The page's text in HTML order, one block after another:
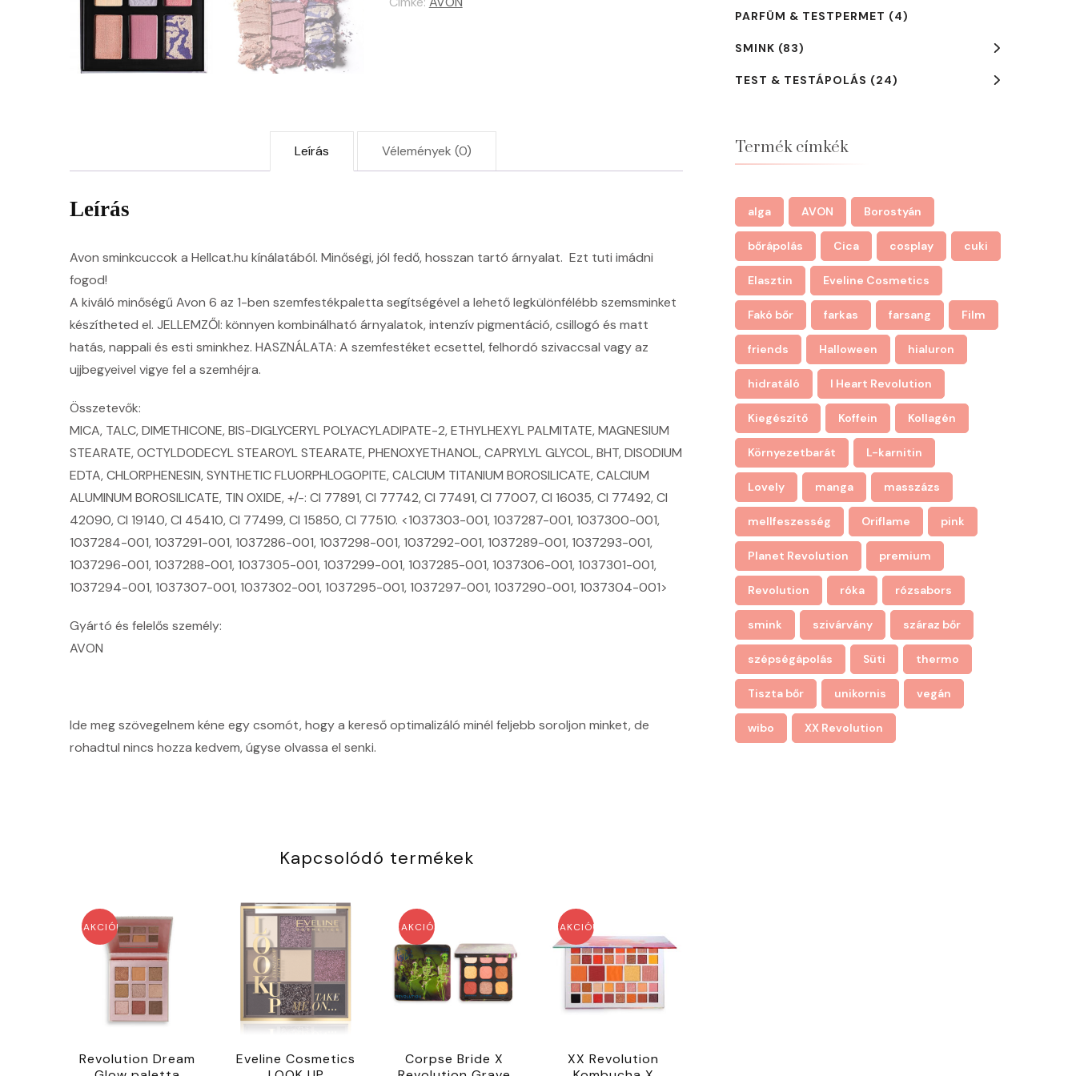
Leírás Vélemények (0)
Leírás
Avon sminkcuccok a Hellcat.hu kínálatából. Minőségi, jól fedő, hosszan tartó árnyalat. Ezt tuti imádni
fogod!
A kiváló minőségű Avon 6 az 1-ben szemfestékpaletta segítségével a lehető legkülönfélébb szemsminket
készítheted el. JELLEMZŐI: könnyen kombinálható árnyalatok, intenzív pigmentáció, csillogó és matt
hatás, nappali és esti sminkhez. HASZNÁLATA: A szemfestéket ecsettel, felhordó szivaccsal vagy az
ujjbegyeivel vigye fel a szemhéjra.
Összetevők:
MICA, TALC, DIMETHICONE, BIS-DIGLYCERYL POLYACYLADIPATE-2, ETHYLHEXYL PALMITATE, MAGNESIUM
STEARATE, OCTYLDODECYL STEAROYL STEARATE, PHENOXYETHANOL, CAPRYLYL GLYCOL, BHT, DISODIUM
EDTA, CHLORPHENESIN, SYNTHETIC FLUORPHLOGOPITE, CALCIUM TITANIUM BOROSILICATE, CALCIUM
ALUMINUM BOROSILICATE, TIN OXIDE, +/-: CI 77891, CI 77742, CI 77491, CI 77007, CI 16035, CI 77492, CI
42090, CI 19140, CI 45410, CI 77499, CI 15850, CI 77510. <1037303-001, 1037287-001, 1037300-001,
1037284-001, 1037291-001, 1037286-001, 1037298-001, 1037292-001, 1037289-001, 1037293-001,
1037296-001, 1037288-001, 1037305-001, 1037299-001, 1037285-001, 1037306-001, 1037301-001,
1037294-001, 1037307-001, 1037302-001, 1037295-001, 1037297-001, 1037290-001, 1037304-001>
Gyártó és felelős személy:
AVON
Ide meg szövegelnem kéne egy csomót, hogy a kereső optimalizáló minél feljebb soroljon minket, de
rohadtul nincs hozza kedvem, úgyse olvassa el senki.
Kapcsolódó termékek
AKCIÓ!
Revolution Dream
Eveline Cosmetics
AKCIÓ!
Corpse Bride X
AKCIÓ!
XX Revolution
PARFÜM & TESTPERMET (4)
SMINK (83)
TEST & TESTÁPOLÁS (24)
Termék címkék
alga AVON Borostyán
bőrápolás Cica cosplay cuki
Elasztin Eveline Cosmetics
Fakó bőr farkas farsang Film
friends Halloween hialuron
hidratáló I Heart Revolution
Kiegészítő Koffein Kollagén
Környezetbarát L-karnitin
Lovely manga masszázs
mellfeszesség Oriflame pink
Planet Revolution premium
Revolution róka rózsabors
smink szivárvány száraz bőr
szépségápolás Süti thermo
Tiszta bőr unikornis vegán
wibo XX Revolution